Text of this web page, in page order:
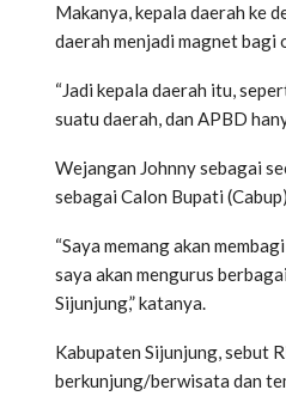
Makanya, kepala daerah ke
daerah menjadi magnet
“Jadi kepala daerah itu,
suatu daerah, dan APBD
Wejangan Johnny sebagai
sebagai Calon Bupati
“Saya memang akan
saya akan mengurus
Sijunjung,” katanya.
Kabupaten Sijunjung, sebut
berkunjung/berwisata dan